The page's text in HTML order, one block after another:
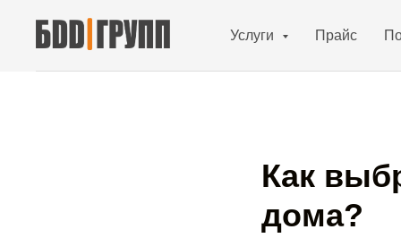
Услуги Прайс
Как
дома?